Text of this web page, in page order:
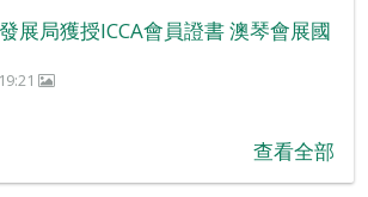
展局獲授ICCA會員證書 澳琴會展國
查看全部